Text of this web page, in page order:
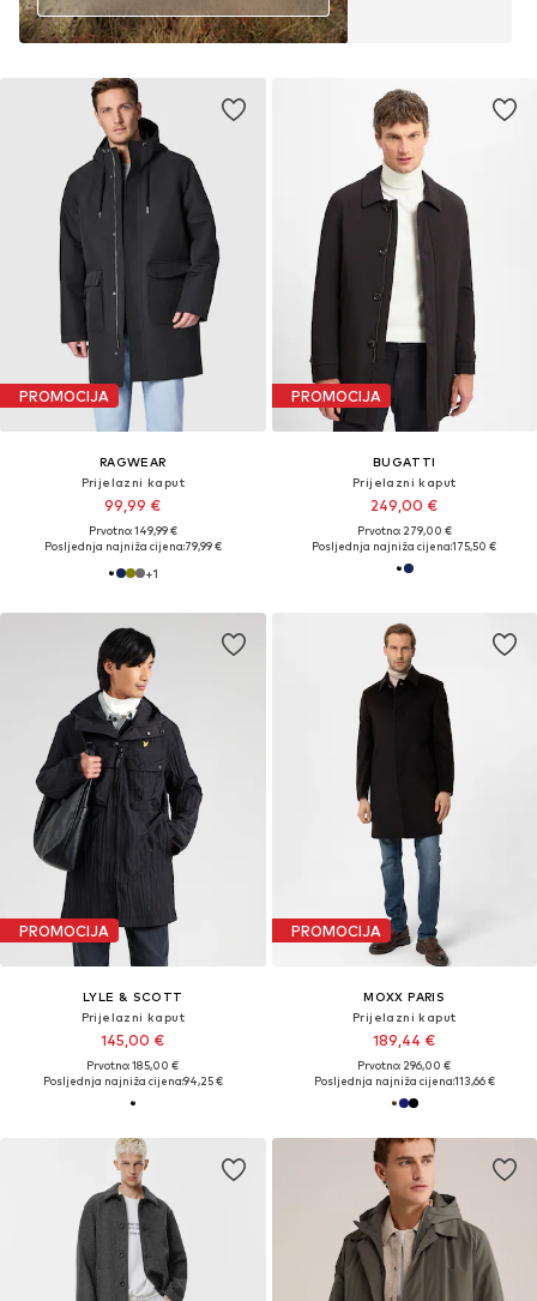
PROMOCIJA
RAGWEAR
Prijelazni kaput
99,99 €
Prvotno: 149,99 €
Posljednja najniža cijena:79,99 €
+1
PROMOCIJA
BUGATTI
Prijelazni kaput
249,00 €
Prvotno: 279,00 €
Posljednja najniža cijena:175,50 €
PROMOCIJA
LYLE & SCOTT
Prijelazni kaput
145,00 €
Prvotno: 185,00 €
Posljednja najniža cijena:94,25 €
PROMOCIJA
MOXX PARIS
Prijelazni kaput
189,44 €
Prvotno: 296,00 €
Posljednja najniža cijena:113,66 €